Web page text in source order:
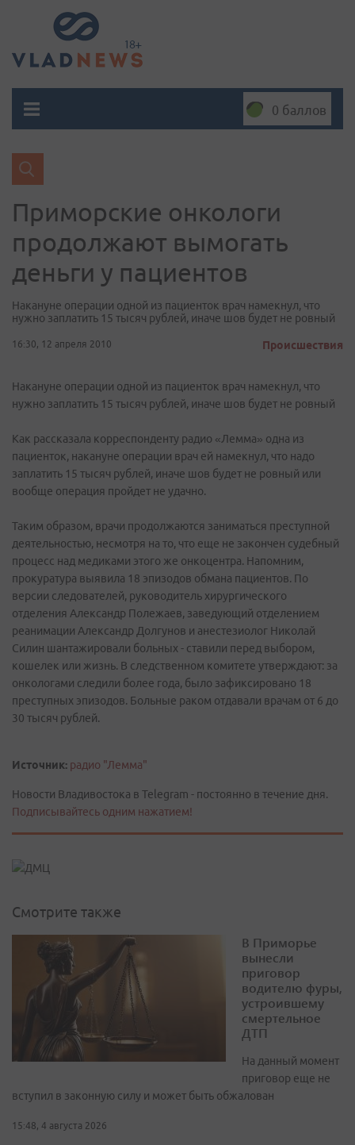
0 баллов
Приморские онкологи
продолжают вымогать
деньги у пациентов
Накануне операции одной из пациенток врач намекнул, что
нужно заплатить 15 тысяч рублей, иначе шов будет не ровный
16:30, 12 апреля 2010 Происшествия
Накануне операции одной из пациенток врач намекнул, что
нужно заплатить 15 тысяч рублей, иначе шов будет не ровный
Как рассказала корреспонденту радио «Лемма» одна из
пациенток, накануне операции врач ей намекнул, что надо
заплатить 15 тысяч рублей, иначе шов будет не ровный или
вообще операция пройдет не удачно.
Таким образом, врачи продолжаются заниматься преступной
деятельностью, несмотря на то, что еще не закончен судебный
процесс над медиками этого же онкоцентра. Напомним,
прокуратура выявила 18 эпизодов обмана пациентов. По
версии следователей, руководитель хирургического
отделения Александр Полежаев, заведующий отделением
реанимации Александр Долгунов и анестезиолог Николай
Силин шантажировали больных - ставили перед выбором,
кошелек или жизнь. В следственном комитете утверждают: за
онкологами следили более года, было зафиксировано 18
преступных эпизодов. Больные раком отдавали врачам от 6 до
30 тысяч рублей.
Источник: радио "Лемма"
Новости Владивостока в Telegram - постоянно в течение дня.
Подписывайтесь одним нажатием!
Смотрите также
В Приморье
вынесли
приговор
водителю фуры,
устроившему
смертельное
ДТП
На данный момент
приговор еще не
вступил в законную силу и может быть обжалован
15:48, 4 августа 2026